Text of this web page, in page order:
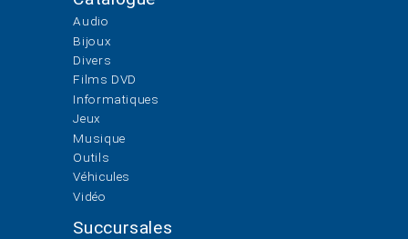
Audio
Bijoux
Divers
Films DVD
Informatiques
Jeux
Musique
Outils
Véhicules
Vidéo
Succursales